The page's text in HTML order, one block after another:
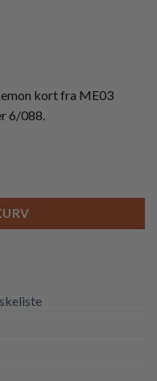
kort fra ME03
6/088.